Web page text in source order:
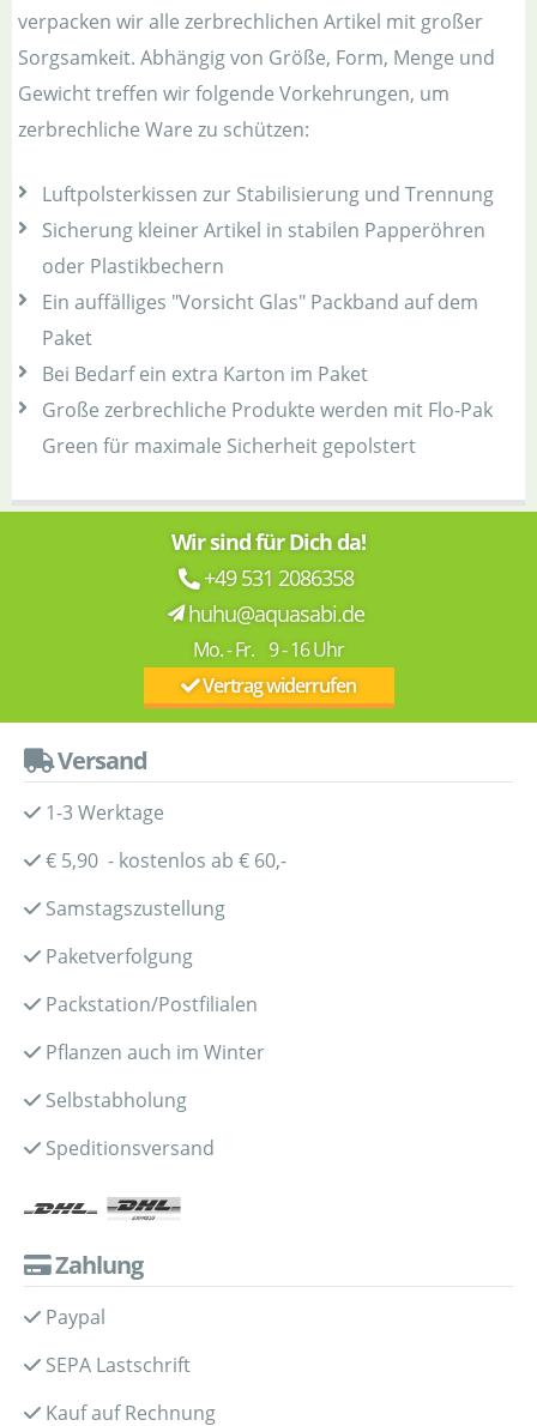
verpacken wir alle zerbrechlichen Artikel mit großer
Sorgsamkeit. Abhängig von Größe, Form, Menge und
Gewicht treffen wir folgende Vorkehrungen, um
zerbrechliche Ware zu schützen:
Luftpolsterkissen zur Stabilisierung und Trennung
Sicherung kleiner Artikel in stabilen Papperöhren
oder Plastikbechern
Ein auffälliges "Vorsicht Glas" Packband auf dem
Paket
Bei Bedarf ein extra Karton im Paket
Große zerbrechliche Produkte werden mit Flo-Pak
Green für maximale Sicherheit gepolstert
Wir sind für Dich da!
+49 531 2086358
huhu@aquasabi.de
Mo. - Fr. 9 - 16 Uhr
Vertrag widerrufen
Versand
1-3 Werktage
€ 5,90 - kostenlos ab € 60,-
Samstagszustellung
Paketverfolgung
Packstation/Postfilialen
Pflanzen auch im Winter
Selbstabholung
Speditionsversand
Zahlung
Paypal
SEPA Lastschrift
Kauf auf Rechnung